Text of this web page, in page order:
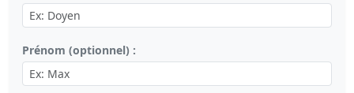
Prénom (optionnel) :